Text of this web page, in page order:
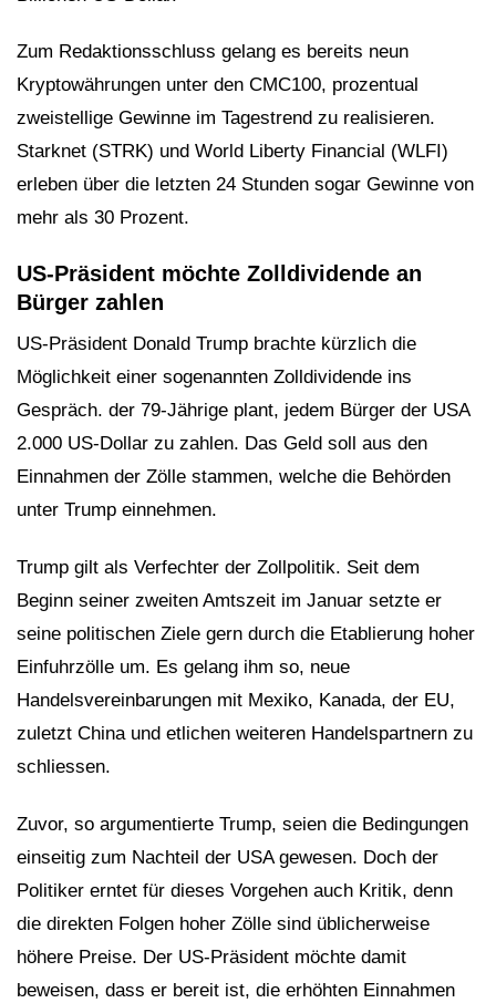
Zum Redaktionsschluss gelang es bereits neun
Kryptowährungen unter den CMC100, prozentual
zweistellige Gewinne im Tagestrend zu realisieren.
Starknet (STRK) und World Liberty Financial (WLFI)
erleben über die letzten 24 Stunden sogar Gewinne von
mehr als 30 Prozent.
US-Präsident möchte Zolldividende an
Bürger zahlen
US-Präsident Donald Trump brachte kürzlich die
Möglichkeit einer sogenannten Zolldividende ins
Gespräch. der 79-Jährige plant, jedem Bürger der USA
2.000 US-Dollar zu zahlen. Das Geld soll aus den
Einnahmen der Zölle stammen, welche die Behörden
unter Trump einnehmen.
Trump gilt als Verfechter der Zollpolitik. Seit dem
Beginn seiner zweiten Amtszeit im Januar setzte er
seine politischen Ziele gern durch die Etablierung hoher
Einfuhrzölle um. Es gelang ihm so, neue
Handelsvereinbarungen mit Mexiko, Kanada, der EU,
zuletzt China und etlichen weiteren Handelspartnern zu
schliessen.
Zuvor, so argumentierte Trump, seien die Bedingungen
einseitig zum Nachteil der USA gewesen. Doch der
Politiker erntet für dieses Vorgehen auch Kritik, denn
die direkten Folgen hoher Zölle sind üblicherweise
höhere Preise. Der US-Präsident möchte damit
beweisen, dass er bereit ist, die erhöhten Einnahmen